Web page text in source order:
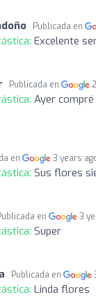
Publicada en
Excelente
Publicada en
Ayer
en 3 years
Sus flores
en 3
Super
Publicada en
Linda flores